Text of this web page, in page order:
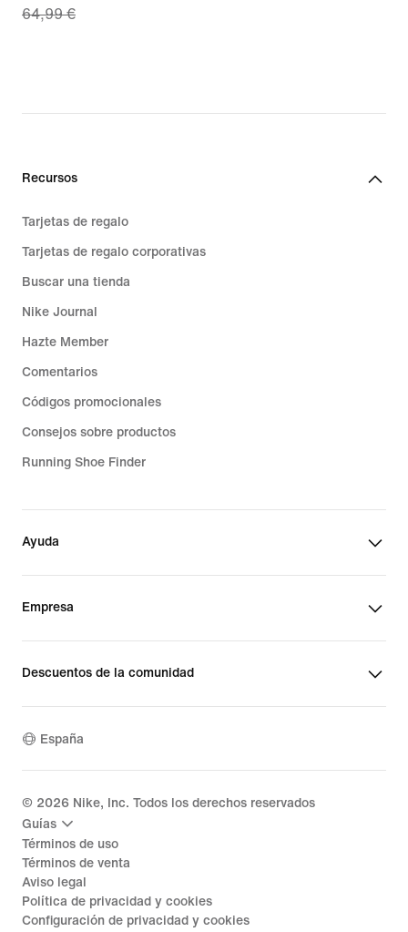
price
64,99 €
64,99 €
Recursos
Tarjetas de regalo
Tarjetas de regalo corporativas
Buscar una tienda
Nike Journal
Hazte Member
Comentarios
Códigos promocionales
Consejos sobre productos
Running Shoe Finder
Ayuda
Empresa
Descuentos de la comunidad
España
© 2026 Nike, Inc. Todos los derechos reservados
Guías
Términos de uso
Términos de venta
Aviso legal
Política de privacidad y cookies
Configuración de privacidad y cookies